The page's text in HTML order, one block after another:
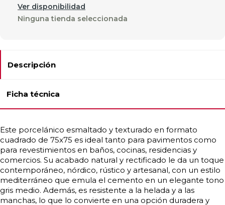
Ver disponibilidad
Ninguna tienda seleccionada
Descripción
Ficha técnica
Este porcelánico esmaltado y texturado en formato
cuadrado de 75x75 es ideal tanto para pavimentos como
para revestimientos en baños, cocinas, residencias y
comercios. Su acabado natural y rectificado le da un toque
contemporáneo, nórdico, rústico y artesanal, con un estilo
mediterráneo que emula el cemento en un elegante tono
gris medio. Además, es resistente a la helada y a las
manchas, lo que lo convierte en una opción duradera y